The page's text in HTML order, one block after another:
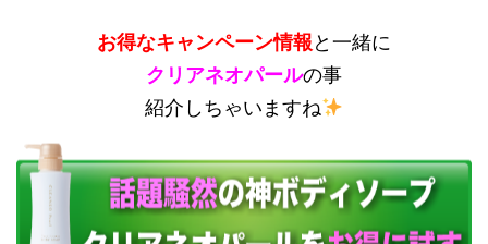
お得なキャンペーン情報と一緒に
クリアネオパールの事
紹介しちゃいますね